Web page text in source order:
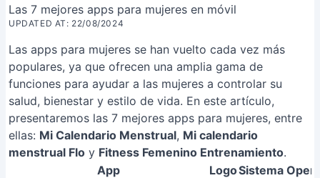
Las 7 mejores apps para mujeres en móvil
UPDATED AT: 22/08/2024
Las apps para mujeres se han vuelto cada vez más
populares, ya que ofrecen una amplia gama de
funciones para ayudar a las mujeres a controlar su
salud, bienestar y estilo de vida. En este artículo,
presentaremos las 7 mejores apps para mujeres, entre
ellas: Mi Calendario Menstrual, Mi calendario
menstrual Flo y Fitness Femenino Entrenamiento.
App
LogoSistema